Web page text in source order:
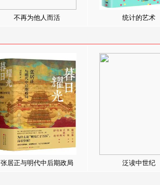
不再为他人而活 统计的艺术
张居正与明代中后期政局 泛读中世纪